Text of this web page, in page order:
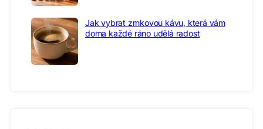
Jak vybrat zrnkovou kávu, která vám
doma každé ráno udělá radost